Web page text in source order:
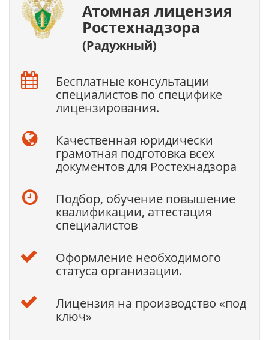
Атомная лицензия
Ростехнадзора
(Радужный)
Бесплатные консультации
специалистов по специфике
лицензирования.
Качественная юридически
грамотная подготовка всех
документов для Ростехнадзора
Подбор, обучение повышение
квалификации, аттестация
специалистов
Оформление необходимого
статуса организации.
Лицензия на производство «под
ключ»